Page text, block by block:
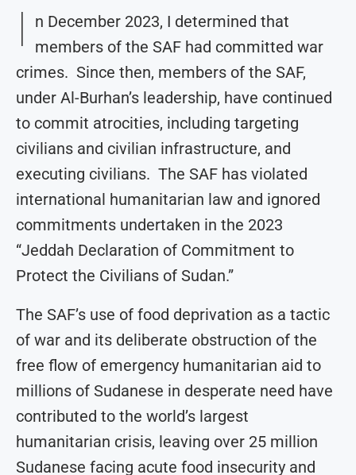
I
n December 2023, I determined that
members of the SAF had committed war
crimes. Since then, members of the SAF,
under Al-Burhan’s leadership, have continued
to commit atrocities, including targeting
civilians and civilian infrastructure, and
executing civilians. The SAF has violated
international humanitarian law and ignored
commitments undertaken in the 2023
“Jeddah Declaration of Commitment to
Protect the Civilians of Sudan.”
The SAF’s use of food deprivation as a tactic
of war and its deliberate obstruction of the
free flow of emergency humanitarian aid to
millions of Sudanese in desperate need have
contributed to the world’s largest
humanitarian crisis, leaving over 25 million
Sudanese facing acute food insecurity and